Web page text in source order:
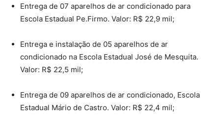
Entrega de 07 aparelhos de ar condicionado para
Escola Estadual Pe.Firmo. Valor: R$ 22,9 mil;
Entrega e instalação de 05 aparelhos de ar
condicionado na Escola Estadual José de Mesquita.
Valor: R$ 22,5 mil;
Entrega de 09 aparelhos de ar condicionado, Escola
Estadual Mário de Castro. Valor: R$ 22,4 mil;